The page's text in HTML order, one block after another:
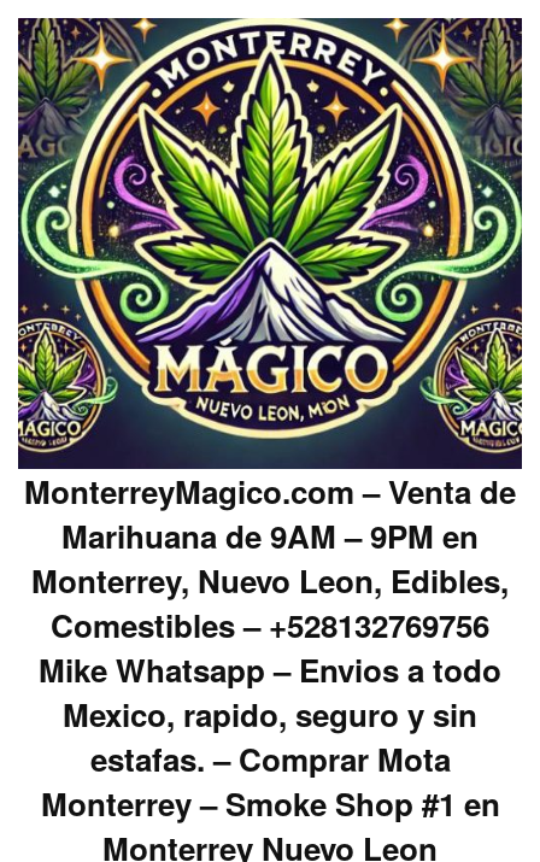
MonterreyMagico.com – Venta de
Marihuana de 9AM – 9PM en
Monterrey, Nuevo Leon, Edibles,
Comestibles – +528132769756
Mike Whatsapp – Envios a todo
Mexico, rapido, seguro y sin
estafas. – Comprar Mota
Monterrey – Smoke Shop #1 en
Monterrey Nuevo Leon